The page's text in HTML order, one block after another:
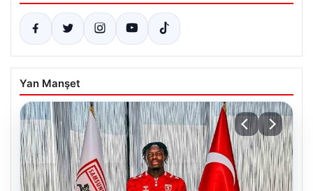
Yan Manşet